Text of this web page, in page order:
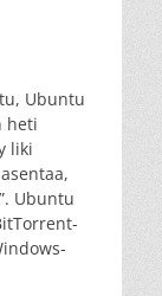
Ubuntu
heti
liki
Ubuntu